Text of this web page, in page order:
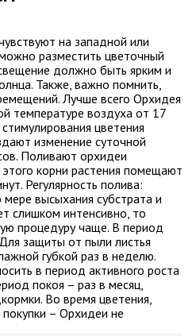
на западной или
разместить цветочный
должно быть ярким и
Также, важно помнить,
Лучше всего Орхидея
температуре воздуха от 17
цветения
изменение суточной
Поливают орхидеи
корни растения помещают
Регулярность полива:
высыхания субстрата и
слишком интенсивно, то
процедуру чаще. В период
защиты от пыли листья
губкой раз в неделю.
в период активного роста
покоя – раз в месяц,
Во время цветения,
покупки – Орхидеи не